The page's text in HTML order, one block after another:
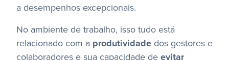
a desempenhos excepcionais.
No ambiente de trabalho, isso tudo está
relacionado com a produtividade dos gestores e
colaboradores e sua capacidade de evitar